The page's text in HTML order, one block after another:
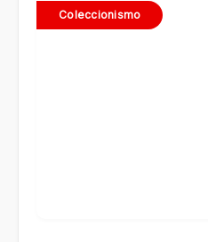
Coleccionismo